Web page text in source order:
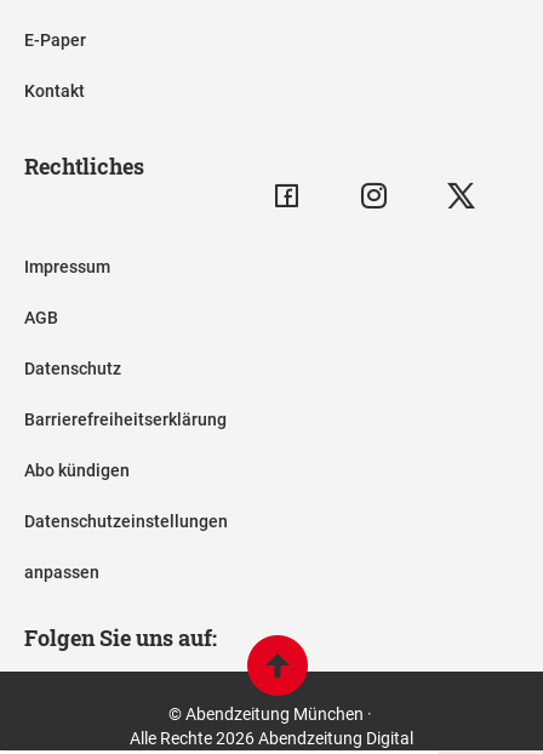
E-Paper
Kontakt
Rechtliches
Impressum
AGB
Datenschutz
Barrierefreiheitserklärung
Abo kündigen
Datenschutzeinstellungen
anpassen
Folgen Sie uns auf:
© Abendzeitung München ·
Alle Rechte 2026 Abendzeitung Digital